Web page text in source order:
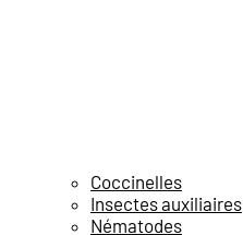
Coccinelles
Insectes auxiliaires
Nématodes